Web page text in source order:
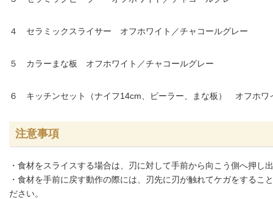
４ セラミックスライサー オフホワイト／チャコールグレー
５ カラーまな板 オフホワイト／チャコールグレー
６ キッチンセット（ナイフ14cm、ピーラー、まな板） オフホワ
注意事項
・食材をスライスする場合は、刃に対して手前から向こう側へ押し
・食材を手前に戻す動作の際には、刃先に刃が触れてケガをするこ
ださい。